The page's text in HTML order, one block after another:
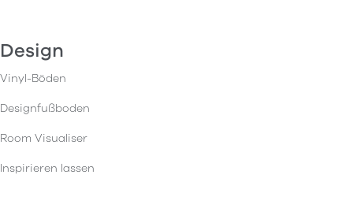
Design
Vinyl-Böden
Designfußboden
Room Visualiser
Inspirieren lassen